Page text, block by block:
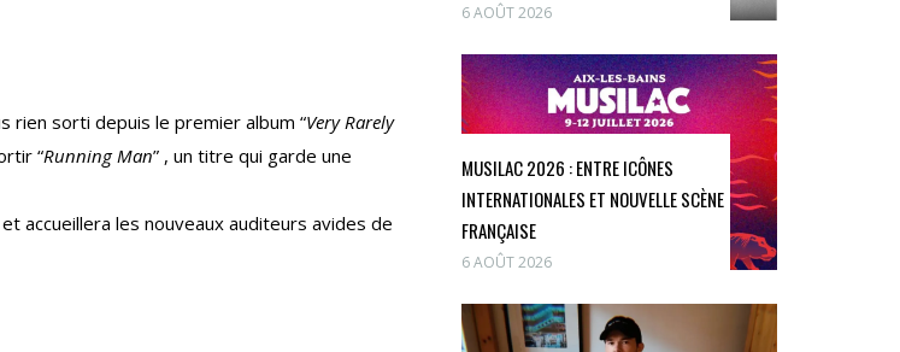
rien sorti depuis le premier album “Very Rarely
“Running Man” , un titre qui garde une
accueillera les nouveaux auditeurs avides de
6 AOÛT 2026
MUSILAC 2026 : ENTRE ICÔNES
INTERNATIONALES ET NOUVELLE SCÈNE
FRANÇAISE
6 AOÛT 2026